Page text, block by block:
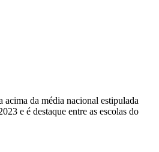
acima da média nacional estipulada
e é destaque entre as escolas do